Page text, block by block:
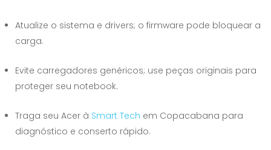
Atualize o sistema e drivers; o firmware pode bloquear a
carga.
Evite carregadores genéricos; use peças originais para
proteger seu notebook.
Traga seu Acer à Smart Tech em Copacabana para
diagnóstico e conserto rápido.